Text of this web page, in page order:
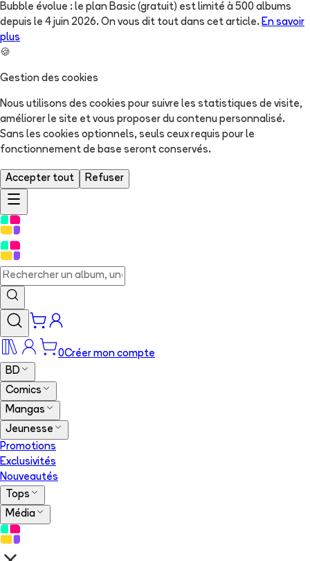
Bubble évolue : le plan Basic (gratuit) est limité à 500 albums
depuis le 4 juin 2026. On vous dit tout dans cet article. En savoir
plus
🍪
Gestion des cookies
Nous utilisons des cookies pour suivre les statistiques de visite,
améliorer le site et vous proposer du contenu personnalisé.
Sans les cookies optionnels, seuls ceux requis pour le
fonctionnement de base seront conservés.
Accepter tout Refuser
0Créer mon compte
BD
Comics
Mangas
Jeunesse
Promotions
Exclusivités
Nouveautés
Tops
Média